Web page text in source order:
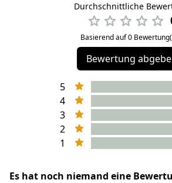
Durchschnittliche
Basierend auf 0
Bewertung
5
4
3
2
1
Es hat noch niemand eine